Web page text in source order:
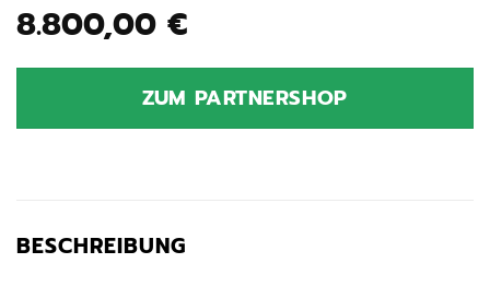
8.800,00 €
ZUM PARTNERSHOP
BESCHREIBUNG